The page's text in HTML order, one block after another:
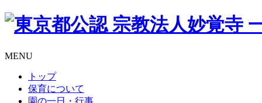
MENU
トップ
保育について
園の一日・行事